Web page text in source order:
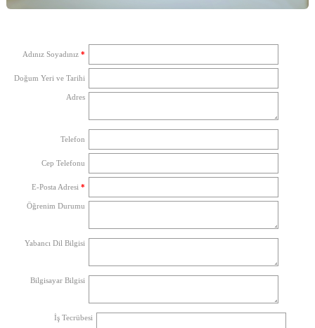
Adınız Soyadınız *
Doğum Yeri ve Tarihi
Adres
Telefon
Cep Telefonu
E-Posta Adresi *
Öğrenim Durumu
Yabancı Dil Bilgisi
Bilgisayar Bilgisi
İş Tecrübesi